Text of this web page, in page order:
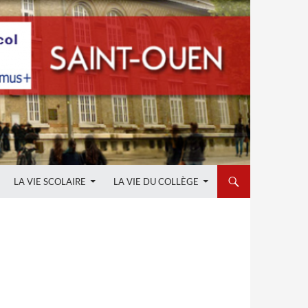
LA VIE SCOLAIRE LA VIE DU COLLÈGE